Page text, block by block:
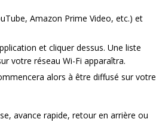
Amazon Prime Video, etc.) et
et cliquer dessus. Une liste
votre réseau Wi-Fi apparaîtra.
alors à être diffusé sur votre
avance rapide, retour en arrière ou